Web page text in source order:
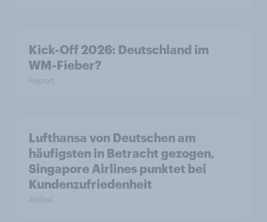
Kick-Off 2026: Deutschland im
WM-Fieber?
Report
Lufthansa von Deutschen am
häufigsten in Betracht gezogen,
Singapore Airlines punktet bei
Kundenzufriedenheit
Artikel